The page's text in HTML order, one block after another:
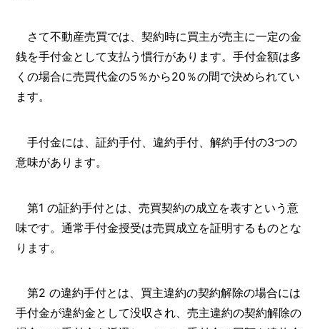
さて不動産売買では、契約時に買主が売主に一定の金
銭を手付金として支払う慣行があります。手付金額は多
くの場合に売買代金の5％から20％の間で決められてい
ます。
手付金には、証約手付、違約手付、解約手付の3つの
意味があります。
第1 の証約手付とは、売買契約の成立を表すという意
味です。通常手付金授受は売買成立を証明するものとな
ります。
第2 の違約手付とは、買主違約の契約解除の場合には
手付金が違約金として没収され、売主違約の契約解除の